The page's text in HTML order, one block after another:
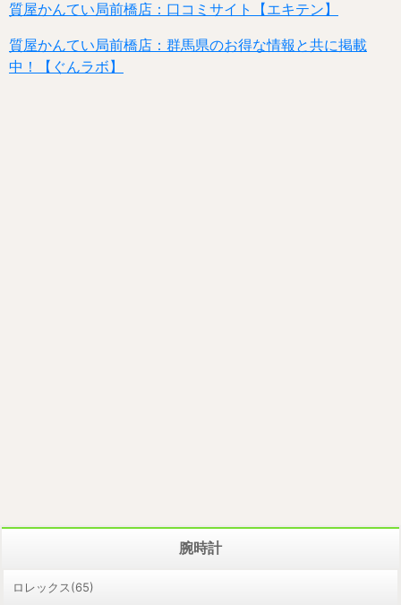
質屋かんてい局前橋店：口コミサイト【エキテン】
質屋かんてい局前橋店：群馬県のお得な情報と共に掲載
中！【ぐんラボ】
腕時計
ロレックス(65)